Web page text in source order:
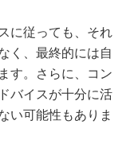
に従っても、それ
く、最終的には自
す。さらに、コン
バイスが十分に活
い可能性もありま